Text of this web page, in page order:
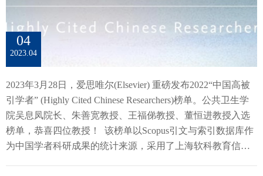
p<0.01）；但我们的复制研究显示，钱包回收率与中国不同
区域的集体主义指数显著正相关（r=0.456，p<0.001）！这些
结果进一步丰富了我们对集体主义文化内涵和外延的认知，
并揭示了Cohn等人研究的底层缺陷：对“诚实”的定义是受到
集体主义文化的影响的，但他们却对文化变量欠缺考虑。在
类似中国这样的集体主义文化中，表面上的保守、谨慎和自
我约束比外在表现出的独立、社交和自信更受重视；群体功
能需要行为约束、克制和服从。“等待失主来找”这样的被动
行为意味着克制和自我约束，因而是成熟、有控制力的表
现，更能代表诚实行为。而像“主动发邮件”这种行为，作为
2023年4月，袁长征研究员课题组在《American Journal of
Clinical Nutrition》发表了题为《MIND diet and cognitive
国中老年人群开展个体数据分析，并纳入当前发表的所有相
关文献进行荟萃分析，探索MIND膳食模式依从性与认知功能
及其衰退的关系。研究纳入了中国营养与健康调查（CHNS，
1997-2006）的4066名受访者，使用24小时膳食回顾法收集了
受访者的膳食摄入信息，计算了调整后的MIND膳食模式评分
（范围:0-12），并使用修订版认知功能电话问卷评估认知功
04
2023.04
2023年3月28日，爱思唯尔(Elsevier) 重磅发布2022“中国高被
引学者” (Highly Cited Chinese Researchers)榜单。公共卫生学
院吴息凤院长、朱善宽教授、王福俤教授、董恒进教授入选
榜单，恭喜四位教授！ 该榜单以Scopus引文与索引数据库作
为中国学者科研成果的统计来源，采用了上海软科教育信息